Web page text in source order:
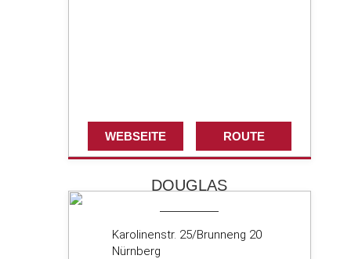
DOUGLAS
Karolinenstr. 25/Brunneng 20
Nürnberg
WEBSEITE ROUTE